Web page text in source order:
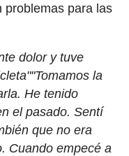
problemas para las
dolor y tuve
la
He tenido
el pasado. Sentí
que no era
Cuando empecé a